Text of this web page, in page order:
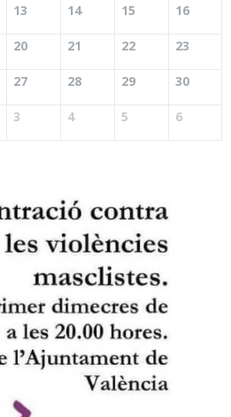
13 14 15 16
20 21 22 23
27 28 29 30
3 4 5 6